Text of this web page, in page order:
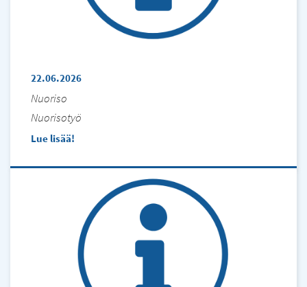
22.06.2026
Nuoriso
Nuorisotyö
Lue lisää